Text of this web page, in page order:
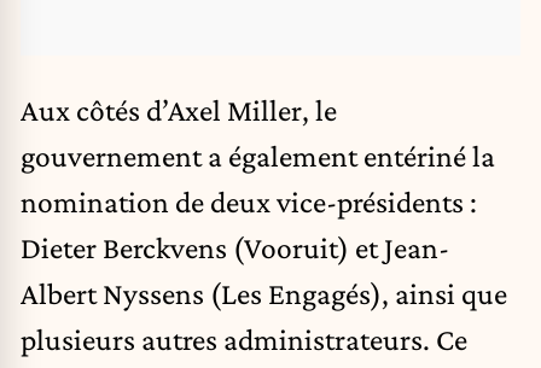
Aux côtés d’Axel Miller, le
gouvernement a également entériné la
nomination de deux vice-présidents :
Dieter Berckvens (Vooruit) et Jean-
Albert Nyssens (Les Engagés), ainsi que
plusieurs autres administrateurs. Ce